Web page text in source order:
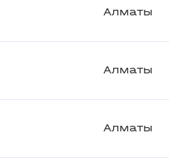
Алматы
Алматы
Алматы